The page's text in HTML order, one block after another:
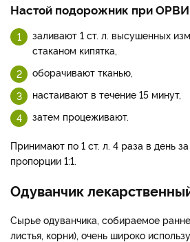
Настой подорожник при ОРВИ
заливают 1 ст. л. высушенных
стаканом кипятка,
оборачивают тканью,
настаивают в течение 15 минут,
затем процеживают.
Принимают по 1 ст. л. 4 раза в день
пропорции 1:1.
Одуванчик
Сырье одуванчика, собираемое
листья, корни), очень широко